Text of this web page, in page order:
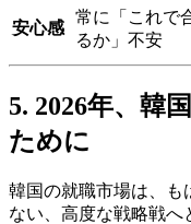
安心感
常に「これで
るか」不安
5. 2026年、韓
ために
韓国の就職市場は、も
ない、高度な戦略戦へ